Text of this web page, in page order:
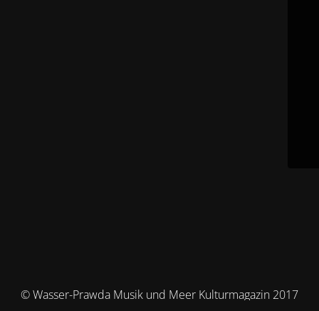
© Wasser-Prawda Musik und Meer Kulturmagazin 2017